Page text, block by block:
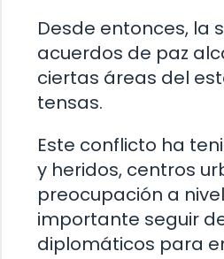
Desde entonces, la
acuerdos de paz
ciertas áreas del
tensas.
Este conflicto ha
y heridos, centros
preocupación a
importante seguir
diplomáticos para